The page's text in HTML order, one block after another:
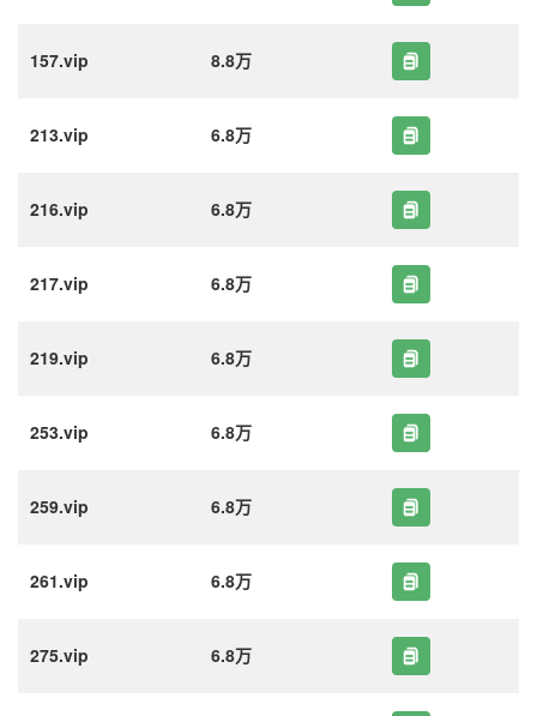
157.vip 8.8万
213.vip 6.8万
216.vip 6.8万
217.vip 6.8万
219.vip 6.8万
253.vip 6.8万
259.vip 6.8万
261.vip 6.8万
275.vip 6.8万